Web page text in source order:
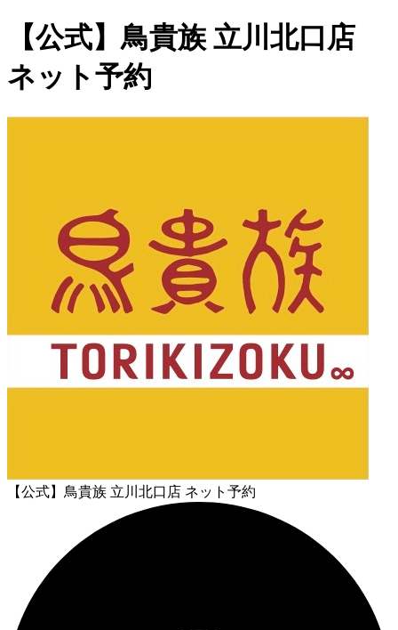
【公式】鳥貴族 立川北口店
ネット予約
【公式】鳥貴族 立川北口店 ネット予約